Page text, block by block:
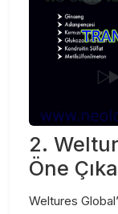
2.
Öne
Weltures